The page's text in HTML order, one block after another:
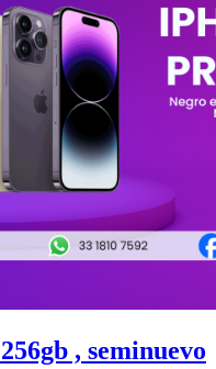
, seminuevo